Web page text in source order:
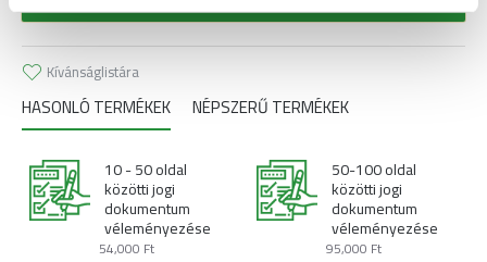
Kívánságlistára
HASONLÓ TERMÉKEK NÉPSZERŰ TERMÉKEK
10 - 50 oldal
közötti jogi
dokumentum
véleményezése
54,000 Ft
50-100 oldal
közötti jogi
dokumentum
véleményezése
95,000 Ft